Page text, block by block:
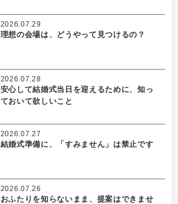
理想の会場は、どうやって見つけるの？
2026.07.29
安心して結婚式当日を迎えるために、知っ
ておいて欲しいこと
2026.07.28
結婚式準備に、「すみません」は禁止です
2026.07.27
おふたりを知らないまま、提案はできませ
2026.07.26